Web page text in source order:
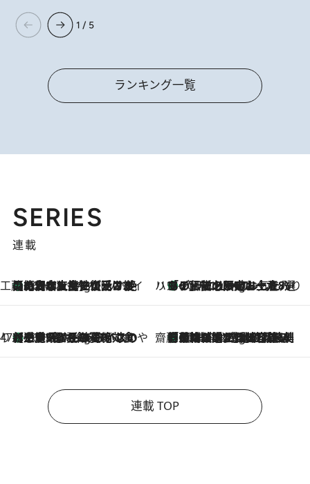
1 / 5
ランキング一覧
SERIES
連載
工藤まやのおもてなしハワイ
10 Hours Ago
【ハワイ土産】ローカルの絶大な支持で復活！ 絶品の幻クッキー《元ファンの日本人女性が受け継いだ名店》 ハワイ賢者 リサのお気に入りリスト10 Hours Ago
あの伝説の限定トートも！ リニューアルした「ディーン＆デルーカ ハワイ」で必須のお土産8選
47都道府県の手みやげ ひんやりスイーツで夏を満喫
10 Hours Ago
【三重県】この夏絶対食べたい 冷やしておいしいおやつ3選 お餅×アイスの新感覚スイーツ 齋藤 薫 美容脳ルネサンス
10 Hours Ago
「荷物が増えるほど旅ストレスは増す」美容ジャーナリストがたどり着いた最終結論。“化粧品を劇的に減らす”感動の凝縮美容とは
連載 TOP